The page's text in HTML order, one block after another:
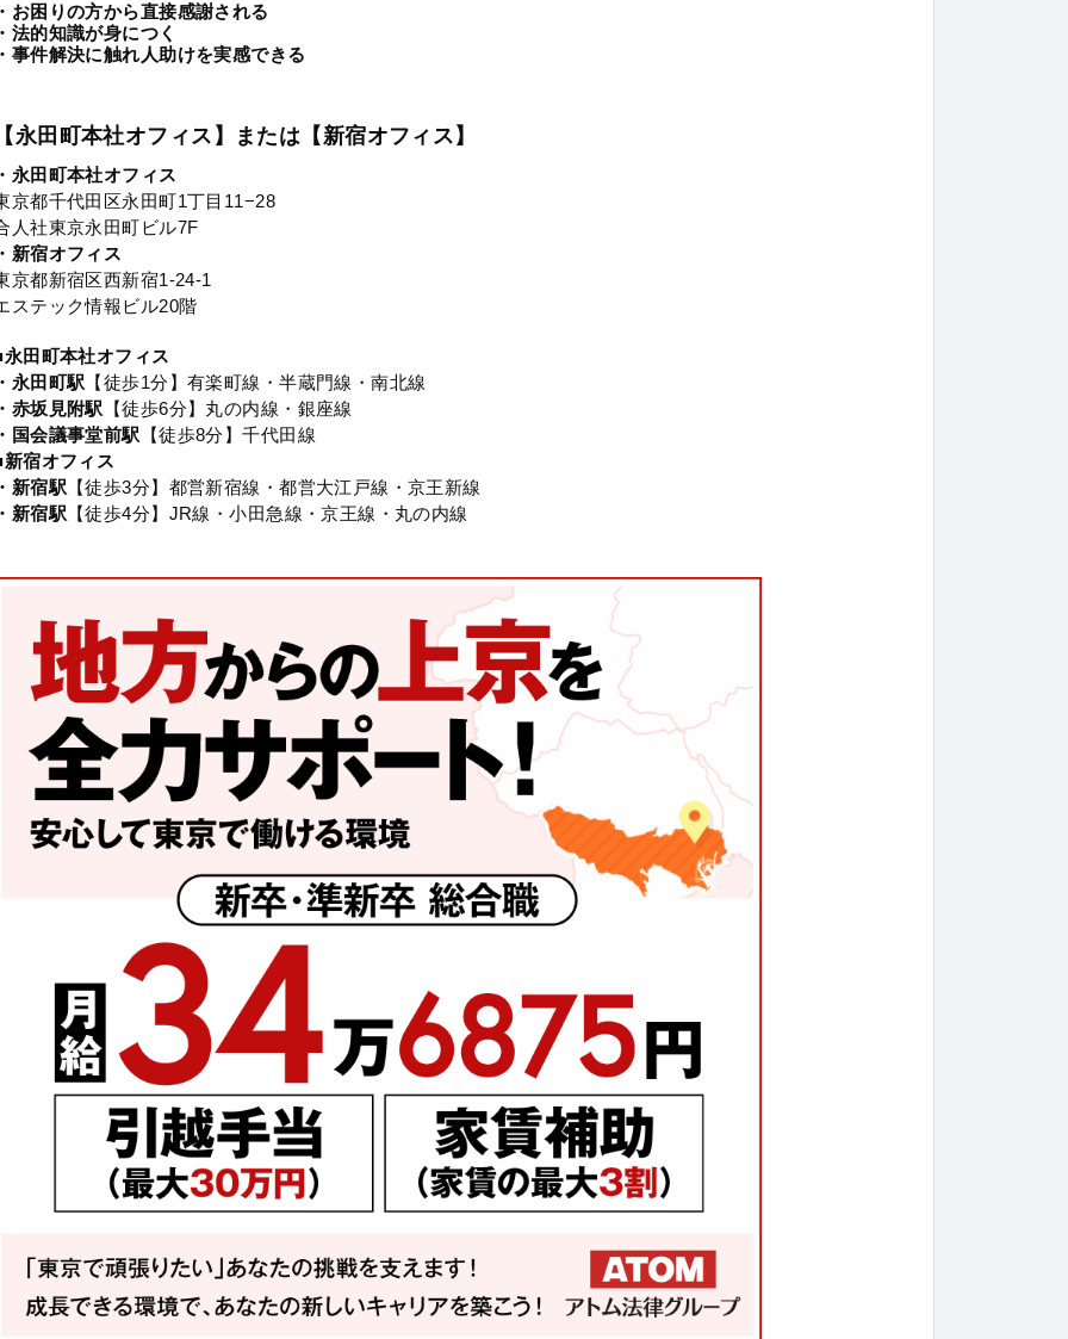
お困りの方から直接感謝される
法的知識が身につく
事件解決に触れ人助けを実感できる
永田町本社オフィス】または【新宿オフィス】
永田町本社オフィス
京都千代田区永田町1丁目11−28
人社東京永田町ビル7F
新宿オフィス
京都新宿区西新宿1-24-1
ステック情報ビル20階
永田町本社オフィス
永田町駅 【徒歩1分】有楽町線・半蔵門線・南北線
赤坂見附駅
【徒歩6分】丸の内線・銀座線
国会議事堂前駅
【徒歩8分】千代田線
新宿オフィス
新宿駅 【徒歩3分】都営新宿線・都営大江戸線・京王新線
新宿駅 【徒歩4分】JR線・小田急線・京王線・丸の内線